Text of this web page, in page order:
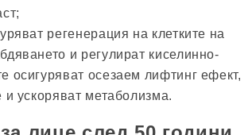
регенерация на клетките на
и регулират киселинно-
осигуряват осезаем лифтинг ефект,
и ускоряват метаболизма.